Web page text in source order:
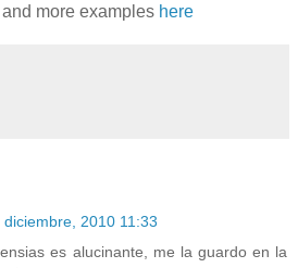
more exampleshere
diciembre, 2010 11:33
es alucinante, me la guardo en la